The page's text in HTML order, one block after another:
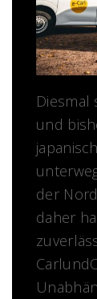
und
der
daher